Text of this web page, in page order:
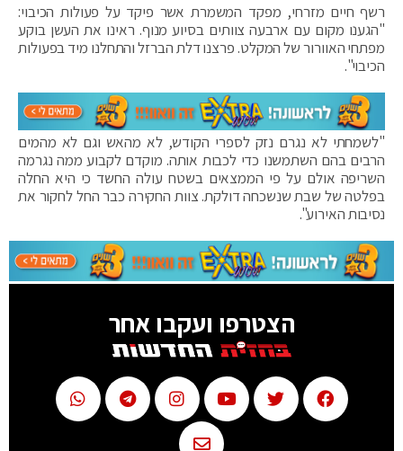
רשף חיים מזרחי, מפקד המשמרת אשר פיקד על פעולות הכיבוי:
"הגענו מקום עם ארבעה צוותים בסיוע מנוף. ראינו את העשן בוקע
מפתחי האוורור של המקלט. פרצנו דלת הברזל והתחלנו מיד בפעולות
הכיבוי".
"לשמחתי לא נגרם נזק לספרי הקודש, לא מהאש וגם לא מהמים
הרבים בהם השתמשנו כדי לכבות אותה. מוקדם לקבוע ממה נגרמה
השריפה אולם על פי הממצאים בשטח עולה החשד כי היא החלה
בפלטה של שבת שנשכחה דולקת. צוות החקירה כבר החל לחקור את
נסיבות האירוע".
הצטרפו ועקבו אחר